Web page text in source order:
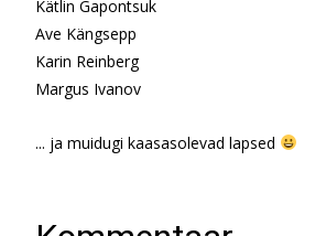
Kätlin Gapontsuk
Ave Kängsepp
Karin Reinberg
Margus Ivanov
... ja muidugi kaasasolevad lapsed